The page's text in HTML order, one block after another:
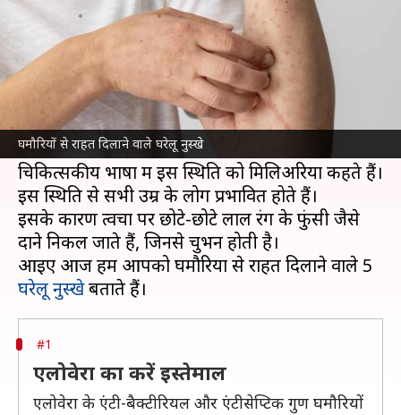
घमौरियों से राहत दिलाने वाले घरेलू नुस्खे
Apr 16, 2023 11:59 am
क्या है खबर?
घमौरियों की समस्या तब होती है जब गर्मी के कारण
अत्यधिक पसीना आता है, जिससे पसीने की ग्रंथियां बंद
हो जाती हैं और पसीना त्वचा में फंस जाता है।
चिकित्सकीय भाषा में इस स्थिति को मिलिअरिया कहते हैं।
इस स्थिति से सभी उम्र के लोग प्रभावित होते हैं।
इसके कारण त्वचा पर छोटे-छोटे लाल रंग के फुंसी जैसे
दाने निकल जाते हैं, जिनसे चुभन होती है।
आइए आज हम आपको घमौरियों से राहत दिलाने वाले 5
घरेलू नुस्खे
#1
एलोवेरा का करें इस्तेमाल
एलोवेरा के एंटी-बैक्टीरियल और एंटीसेप्टिक गुण घमौरियों